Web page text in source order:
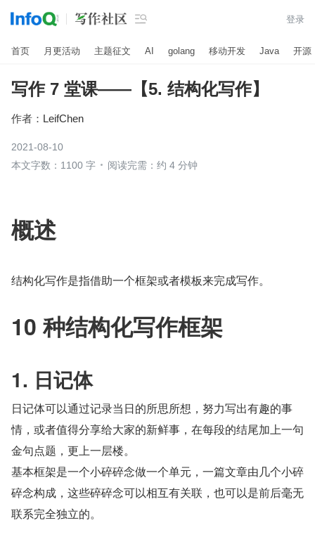
 登录
首页 月更活动 主题征文 AI golang 移动开发 Java 开源
写作 7 堂课——【5. 结构化写作】
作者： LeifChen
2021-08-10
本文字数：1100 字
阅读完需：约 4 分钟
概述
结构化写作是指借助一个框架或者模板来完成写作。
10 种结构化写作框架
1. 日记体
日记体可以通过记录当日的所思所想，努力写出有趣的事
情，或者值得分享给大家的新鲜事，在每段的结尾加上一句
金句点题，更上一层楼。
基本框架是一个小碎碎念做一个单元，一篇文章由几个小碎
碎念构成，这些碎碎念可以相互有关联，也可以是前后毫无
联系完全独立的。